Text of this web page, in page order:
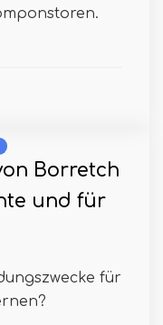
Borretch
und für
für